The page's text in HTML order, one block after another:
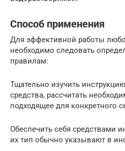
Способ применения
Для эффективной работы
необходимо следовать
правилам:
Тщательно изучить
средства, рассчитать
подходящее для конкретного
Обеспечить себя средствами
их тип обычно указывают в